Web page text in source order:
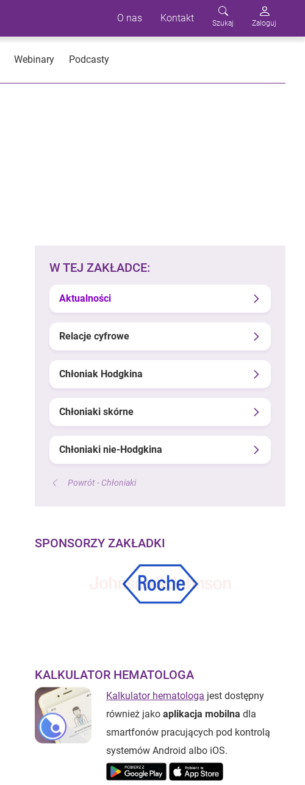
O nas Kontakt Szukaj Zaloguj
Webinary Podcasty
W TEJ ZAKŁADCE:
Aktualności
Relacje cyfrowe
Chłoniak Hodgkina
Chłoniaki skórne
Chłoniaki nie-Hodgkina
Powrót - Chłoniaki
SPONSORZY ZAKŁADKI
KALKULATOR HEMATOLOGA
Kalkulator hematologa jest dostępny
również jakoaplikacja mobilna dla
smartfonów pracujących pod kontrolą
systemów Android albo iOS.